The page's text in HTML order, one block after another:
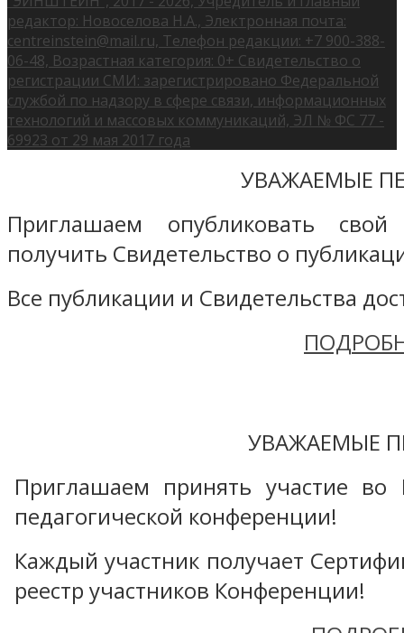
редактор: Новоселова Н.А., Электронная почта:
centreinstein@mail.ru, Телефон редакции: +7 900-388-
06-48, Возрастная категория: 0+ Свидетельство о
регистрации СМИ: зарегистрировано Федеральной
службой по надзору в сфере связи, информационных
технологий и массовых коммуникаций, ЭЛ № ФС 77 -
69923 от 29 мая 2017 года
УВАЖАЕМЫЕ
Приглашаем опубликовать
получить Свидетельство о
Все публикации и Свидетельства
УВАЖАЕМЫЕ
Приглашаем принять участие во
педагогической конференции!
Каждый участник получает
реестр участников Конференции!